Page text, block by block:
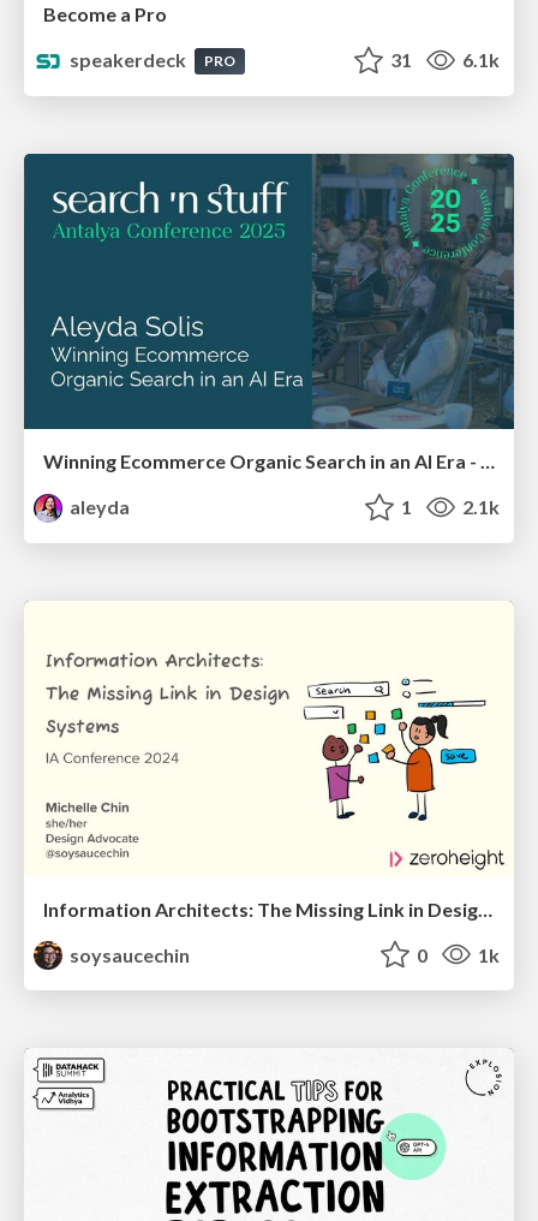
Become a Pro
speakerdeck
PRO 31 6.1k
Winning Ecommerce Organic Search in an AI Era - #searchnstuff2025
aleyda
1 2.1k
soysaucechin
0 1k